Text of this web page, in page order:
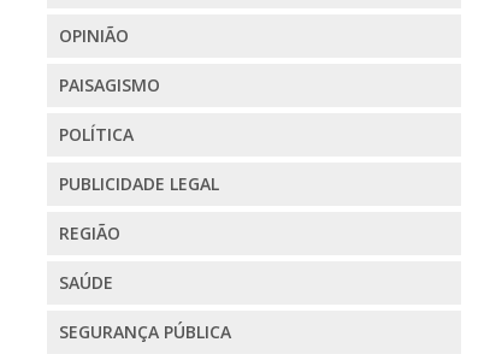
OPINIÃO
PAISAGISMO
POLÍTICA
PUBLICIDADE LEGAL
REGIÃO
SAÚDE
SEGURANÇA PÚBLICA